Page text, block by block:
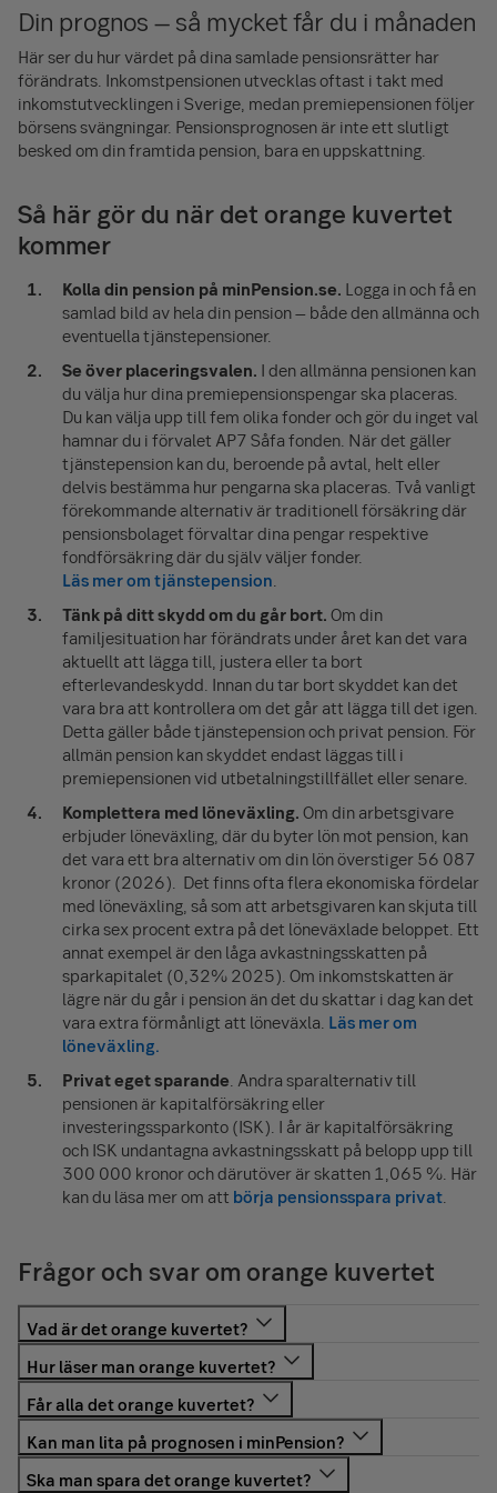
Din prognos – så mycket får du i månaden
Här ser du hur värdet på dina samlade pensionsrätter har
förändrats. Inkomstpensionen utvecklas oftast i takt med
inkomstutvecklingen i Sverige, medan premiepensionen följer
börsens svängningar. Pensionsprognosen är inte ett slutligt
besked om din framtida pension, bara en uppskattning.
Så här gör du när det orange kuvertet
kommer
Kolla din pension på minPension.se. Logga in och få en
samlad bild av hela din pension – både den allmänna och
eventuella tjänstepensioner.
Se över placeringsvalen. I den allmänna pensionen kan
du välja hur dina premiepensionspengar ska placeras.
Du kan välja upp till fem olika fonder och gör du inget val
hamnar du i förvalet AP7 Såfa fonden. När det gäller
tjänstepension kan du, beroende på avtal, helt eller
delvis bestämma hur pengarna ska placeras. Två vanligt
förekommande alternativ är traditionell försäkring där
pensionsbolaget förvaltar dina pengar respektive
fondförsäkring där du själv väljer fonder.
Läs mer om tjänstepension
Tänk på ditt skydd om du går bort. Om din
familjesituation har förändrats under året kan det vara
aktuellt att lägga till, justera eller ta bort
efterlevandeskydd. Innan du tar bort skyddet kan det
vara bra att kontrollera om det går att lägga till det igen.
Detta gäller både tjänstepension och privat pension. För
allmän pension kan skyddet endast läggas till i
premiepensionen vid utbetalningstillfället eller senare.
Komplettera med löneväxling. Om din arbetsgivare
erbjuder löneväxling, där du byter lön mot pension, kan
det vara ett bra alternativ om din lön överstiger 56 087
kronor (2026). Det finns ofta flera ekonomiska fördelar
med löneväxling, så som att arbetsgivaren kan skjuta till
cirka sex procent extra på det löneväxlade beloppet. Ett
annat exempel är den låga avkastningsskatten på
sparkapitalet (0,32% 2025). Om inkomstskatten är
lägre när du går i pension än det du skattar i dag kan det
vara extra förmånligt att löneväxla. Läs mer om
löneväxling.
Privat eget sparande . Andra sparalternativ till
pensionen är kapitalförsäkring eller
investeringssparkonto (ISK). I år är kapitalförsäkring
och ISK undantagna avkastningsskatt på belopp upp till
300 000 kronor och därutöver är skatten 1,065 %. Här
kan du läsa mer om att börja pensionsspara privat
Frågor och svar om orange kuvertet
Det orange kuvertet är ditt årliga pensionsbesked från
Pensionsmyndigheten. Det visar hur mycket du har tjänat
in till din allmänna pension och ger en prognos över vad
du kan få i pension i framtiden.
Det orange kuvertet (årsbeskedet) från
Pensionsmyndigheten visar din intjänade allmänna
pension och en prognos för framtiden. Fokusera på totalt
pensionskapital, premiepensionens värdeutveckling
Ja, i princip alla som är födda 1938 eller senare och
tjänar in till, eller tar ut, allmän pension i Sverige får det
orange kuvertet från Pensionsmyndigheten. Det skickas
Ja, prognosen på minPension.se är en pålitlig och